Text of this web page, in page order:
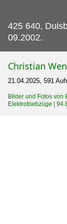
425 640,
09.2002.
Christian
21.04.2025, 591
Bilder und Fotos von
Elektrotriebzüge | 94